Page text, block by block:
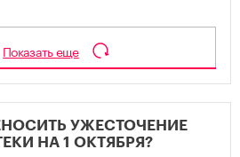
Показать еще
УЖЕСТОЧЕНИЕ
НА 1 ОКТЯБРЯ?